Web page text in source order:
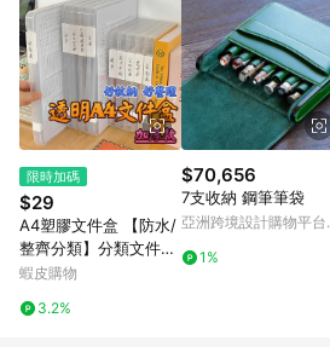
限時加碼
$29
A4塑膠文件盒 【防水/
整齊分類】分類文件收
納盒 a4資料盒 資料收
單收納盒 a4塑膠資料
蝦皮購物
3.2%
$70,656
7支收納 鋼筆筆袋
亞洲跨境設計購物平台
1%